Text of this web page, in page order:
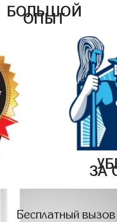
БОЛЬШОЙ
ОПЫТ
ЗА
Бесплатный